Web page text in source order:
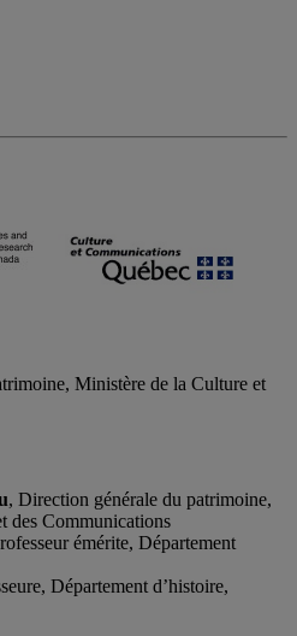
Ministère de la Culture et
, Direction générale du patrimoine,
des Communications
émérite, Département
Département d’histoire,